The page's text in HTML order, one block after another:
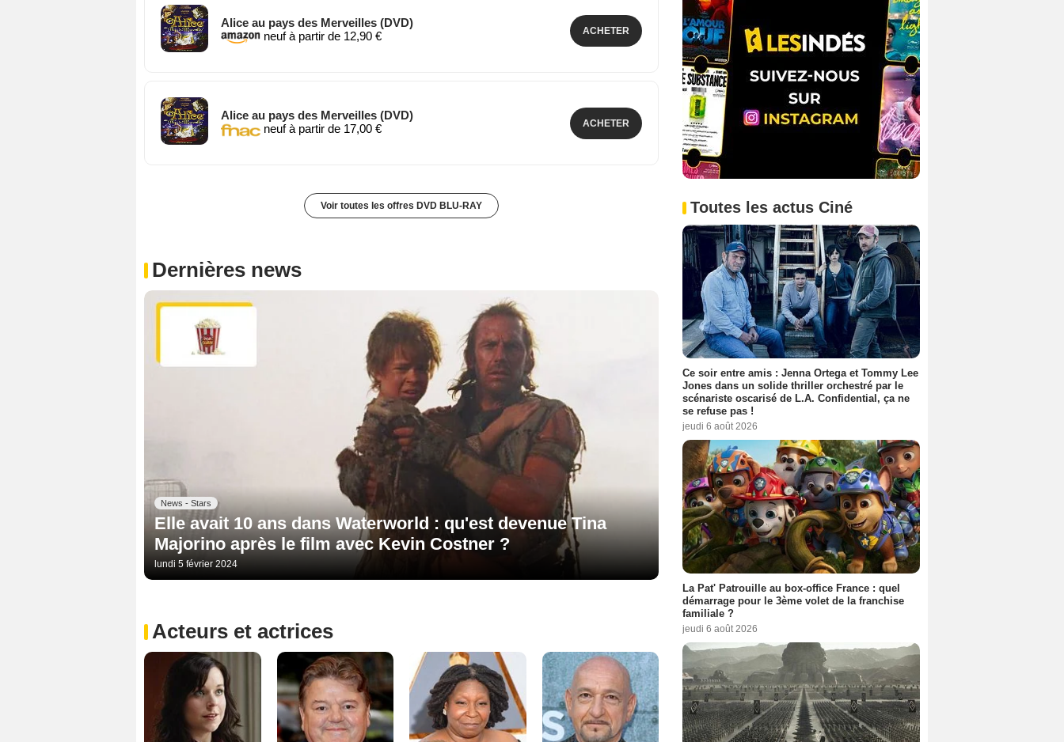
Alice au pays des Merveilles (DVD)
neuf à partir de 12,90 €
ACHETER
Alice au pays des Merveilles (DVD)
neuf à partir de 17,00 €
ACHETER
Voir toutes les offres DVD BLU-RAY
Dernières news
News - Stars
Elle avait 10 ans dans Waterworld : qu'est devenue Tina
Majorino après le film avec Kevin Costner ?
lundi 5 février 2024
Acteurs et actrices
Toutes les actus Ciné
Ce soir entre amis : Jenna Ortega et Tommy Lee
Jones dans un solide thriller orchestré par le
scénariste oscarisé de L.A. Confidential, ça ne
se refuse pas !
jeudi 6 août 2026
La Pat' Patrouille au box-office France : quel
démarrage pour le 3ème volet de la franchise
familiale ?
jeudi 6 août 2026